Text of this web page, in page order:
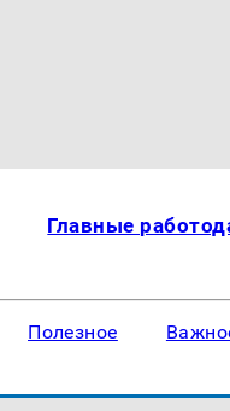
Главные
Полезное